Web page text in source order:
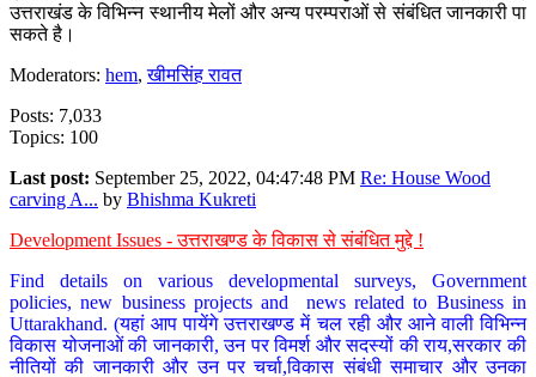
उत्तराखंड के विभिन्न स्थानीय मेलों और अन्य परम्पराओं से संबंधित जानकारी पा
सकते है।
Moderators: hem,खीमसिंह रावत
Posts: 7,033
Topics: 100
Last post: September 25, 2022, 04:47:48 PM Re: House Wood
carving A... by Bhishma Kukreti
Development Issues - उत्तराखण्ड के विकास से संबंधित मुद्दे !
Find details on various developmental surveys, Government
policies, new business projects and news related to Business in
Uttarakhand. (यहां आप पायेंगे उत्तराखण्ड में चल रही और आने वाली विभिन्न
विकास योजनाओं की जानकारी, उन पर विमर्श और सदस्यों की राय,सरकार की
नीतियों की जानकारी और उन पर चर्चा,विकास संबंधी समाचार और उनका